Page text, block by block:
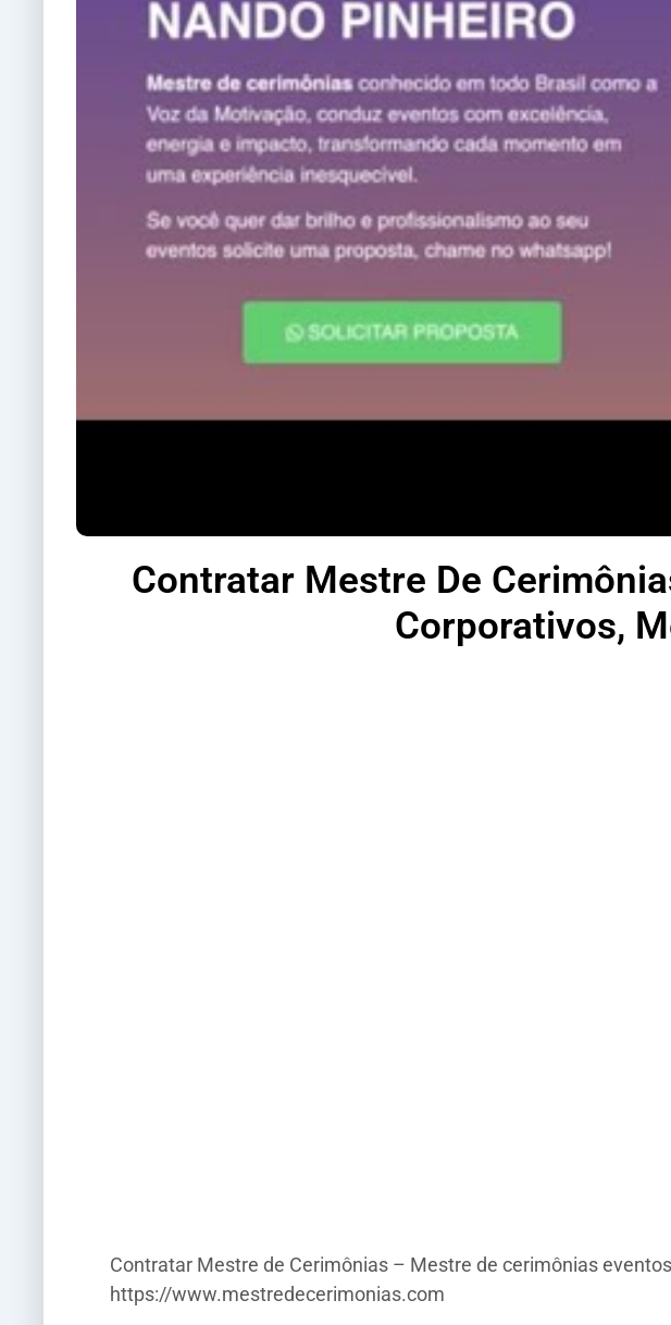
Contratar Mestre De
Corporativos,
Contratar Mestre de Cerimônias – Mestre de cerimônias
https://www.mestredecerimonias.com